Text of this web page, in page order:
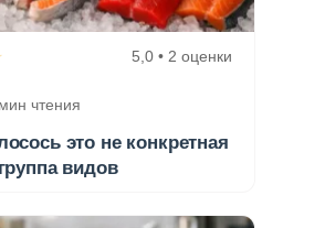
5,0 • 2 оценки
чтения
это не конкретная
видов